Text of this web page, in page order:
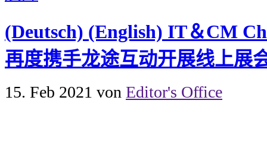
(Deutsch) (English) IT＆CM
再度携手龙途互动开展线上展
15. Feb 2021 von Editor's Office